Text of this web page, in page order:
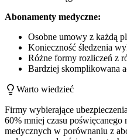
Abonamenty medyczne:
Osobne umowy z każdą
Konieczność śledzenia
Różne formy rozliczeń z
Bardziej skomplikowana
Warto wiedzieć
Firmy wybierające
60% mniej czasu poświęcanego
medycznych w porównaniu z